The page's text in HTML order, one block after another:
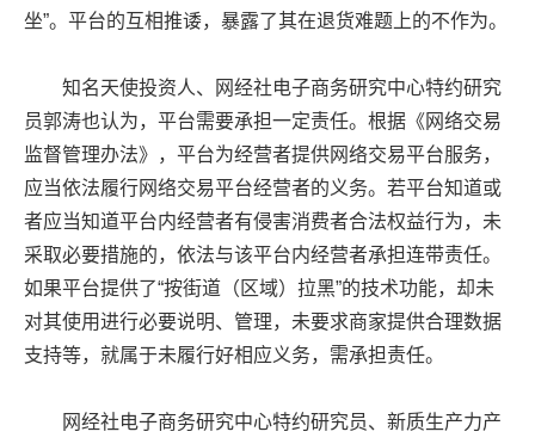
坐”。平台的互相推诿，暴露了其在退货难题上的不作为。
知名天使投资人、网经社电子商务研究中心特约研究
员郭涛也认为，平台需要承担一定责任。根据《网络交易
监督管理办法》，平台为经营者提供网络交易平台服务，
应当依法履行网络交易平台经营者的义务。若平台知道或
者应当知道平台内经营者有侵害消费者合法权益行为，未
采取必要措施的，依法与该平台内经营者承担连带责任。
如果平台提供了“按街道（区域）拉黑”的技术功能，却未
对其使用进行必要说明、管理，未要求商家提供合理数据
支持等，就属于未履行好相应义务，需承担责任。
网经社电子商务研究中心特约研究员、新质生产力产